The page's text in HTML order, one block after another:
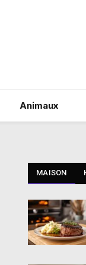
Animaux
MAISON